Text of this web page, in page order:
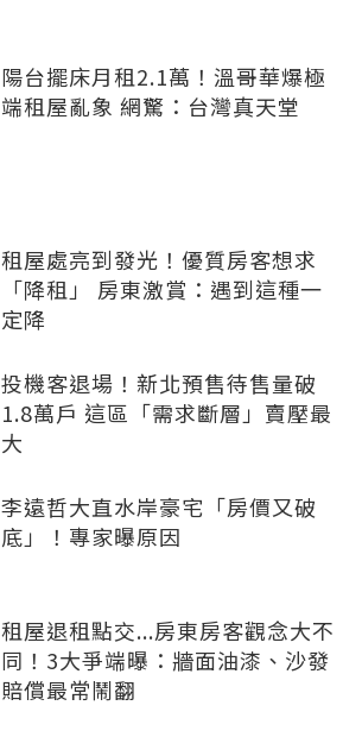
陽台擺床月租2.1萬！溫哥華爆極
端租屋亂象 網驚：台灣真天堂
租屋處亮到發光！優質房客想求
「降租」 房東激賞：遇到這種一
定降
投機客退場！新北預售待售量破
1.8萬戶 這區「需求斷層」賣壓最
大
李遠哲大直水岸豪宅「房價又破
底」！專家曝原因
租屋退租點交...房東房客觀念大不
同！3大爭端曝：牆面油漆、沙發
賠償最常鬧翻